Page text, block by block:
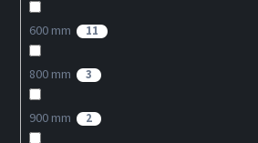
600 mm 11
800 mm 3
900 mm 2